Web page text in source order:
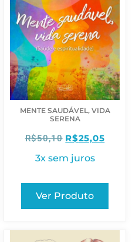
MENTE SAUDÁVEL, VIDA
SERENA
R$50,10 R$25,05
3x sem juros
Ver Produto